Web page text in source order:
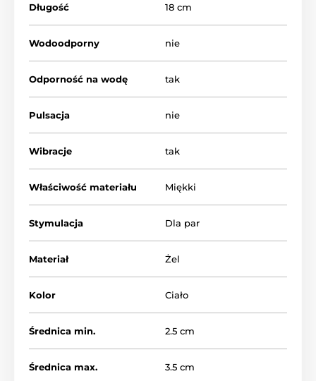
Baterie nie są dołączone. Odpowiednie akcesoria (4x
AAA).
Instrukcja.
Produkt znajduje się w kategoriach
KOBIETY
Klamry damskie Odgrywanie ról
Długość 18 cm
Wodoodporny nie
Odporność na wodę tak
Pulsacja nie
Wibracje tak
Właściwość materiału Miękki
Stymulacja Dla par
Materiał Żel
Kolor Ciało
Średnica min. 2.5 cm
Średnica max. 3.5 cm